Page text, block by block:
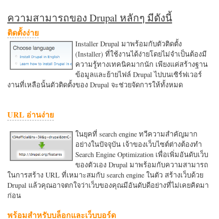
ความสามารถของ Drupal หลักๆ มีดังนี้
ติดตั้งง่าย
Installer Drupal มาพร้อมกับตัวติดตั้ง
(Installer) ที่ใช้งานได้ง่ายโดยไม่จำเป็นต้องมี
ความรู้ทางเทคนิคมากนัก เพียงแค่สร้างฐาน
ข้อมูลและย้ายไฟล์ Drupal ไปบนเซิร์ฟเวอร์
งานที่เหลือนั้นตัวติดตั้งของ Drupal จะช่วยจัดการให้ทั้งหมด
URL อ่านง่าย
ในยุคที่ search engine ทวีความสำคัญมาก
อย่างในปัจจุบัน เจ้าของเว็บไซต์ต่างต้องทำ
Search Engine Optimization เพื่อเพิ่มอันดับเว็บ
ของตัวเอง Drupal มาพร้อมกับความสามารถ
ในการสร้าง URL ที่เหมาะสมกับ search engine ในตัว สร้างเว็บด้วย
Drupal แล้วคุณอาจตกใจว่าเว็บของคุณมีอันดับดีอย่างที่ไม่เคยคิดมา
ก่อน
พร้อมสำหรับบล็อกและเว็บบอร์ด